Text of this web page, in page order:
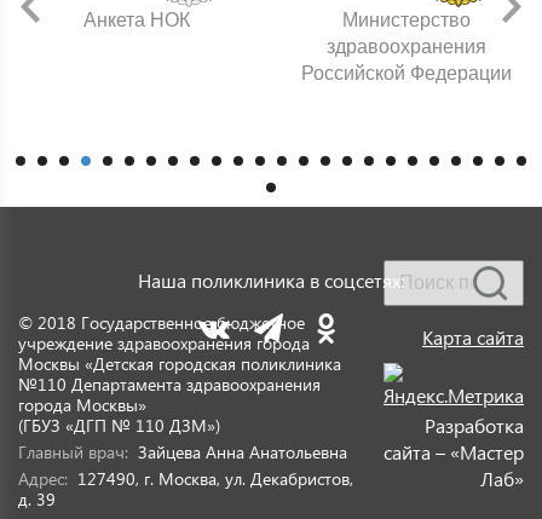
Анкета НОК
Министерство
здравоохранения
Российской Федерации
© 2018 Государственное бюджетное
учреждение здравоохранения города
Москвы «Детская городская поликлиника
№110 Департамента здравоохранения
города Москвы»
(ГБУЗ «ДГП № 110 ДЗМ»)
Главный врач: Зайцева Анна Анатольевна
Адрес: 127490, г. Москва, ул. Декабристов,
д. 39
Наша поликлиника в соцсетях:
Карта сайта
Разработка
сайта – «Мастер
Лаб»